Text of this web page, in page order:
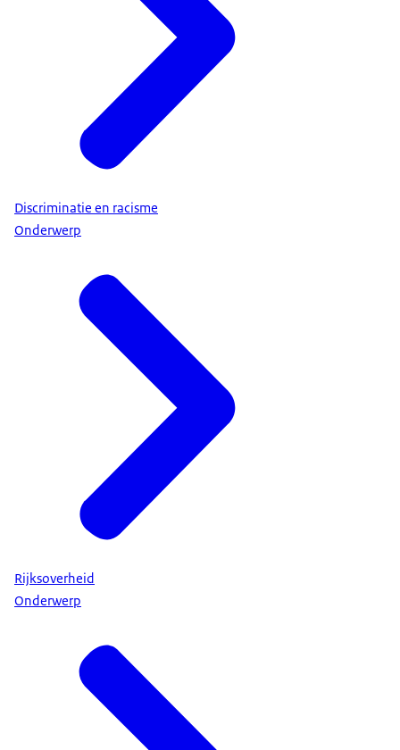
Discriminatie en racisme
Onderwerp
Rijksoverheid
Onderwerp